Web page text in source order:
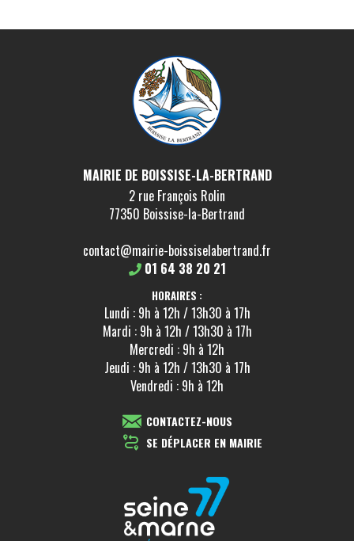
MAIRIE DE BOISSISE-LA-BERTRAND
2 rue François Rolin
77350 Boissise-la-Bertrand
contact@mairie-boissiselabertrand.fr
01 64 38 20 21
HORAIRES :
Lundi : 9h à 12h / 13h30 à 17h
Mardi : 9h à 12h / 13h30 à 17h
Mercredi : 9h à 12h
Jeudi : 9h à 12h / 13h30 à 17h
Vendredi : 9h à 12h
CONTACTEZ-NOUS
SE DÉPLACER EN MAIRIE